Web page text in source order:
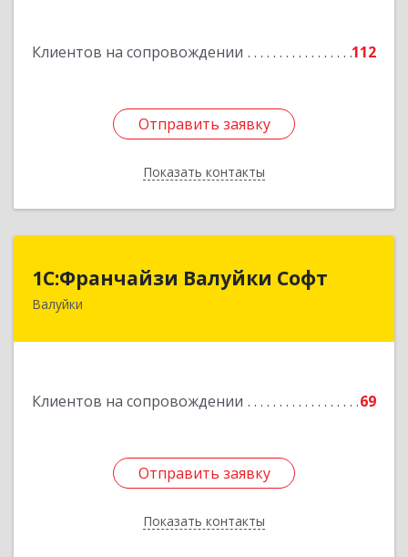
Клиентов на сопровождении 112
Отправить заявку
Показать контакты
Отправить заявку
Назад
1С:Франчайзи Валуйки Софт
Валуйки
Клиентов на сопровождении 69
Отправить заявку
Показать контакты
1С:Франчайзи Валуйки Софт
309996, Белгородская обл, Валуйки г, Горького,
Отправить заявку
Назад